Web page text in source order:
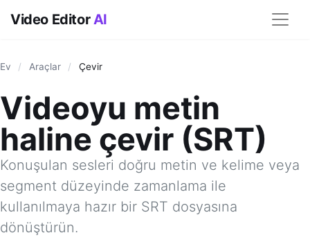
Video EditorAI
Ev / Araçlar / Çevir
Videoyu metin
haline çevir (SRT)
Konuşulan sesleri doğru metin ve kelime veya
segment düzeyinde zamanlama ile
kullanılmaya hazır bir SRT dosyasına
dönüştürün.